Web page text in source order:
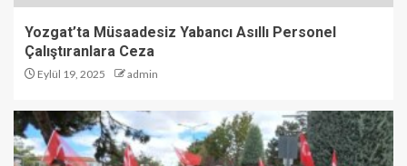
Yozgat’ta Müsaadesiz Yabancı Asıllı Personel
Çalıştıranlara Ceza
Eylül 19, 2025 admin